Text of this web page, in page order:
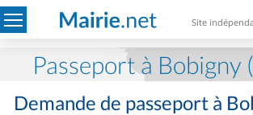
Site
Passeport à Bobigny
Demande de passeport à